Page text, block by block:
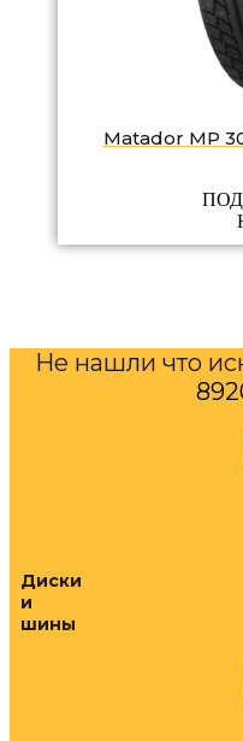
Matador MP
ПОД
Не нашли что
Диски
и
шины